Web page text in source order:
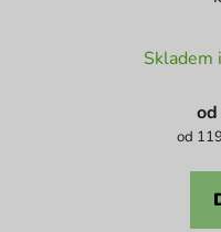
Skladem
od
Měrná
od